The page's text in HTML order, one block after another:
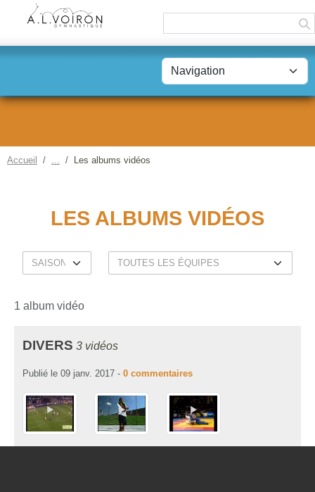
Accueil Les albums vidéos
LES ALBUMS VIDÉOS
1 album vidéo
DIVERS 3 vidéos
Publié le 09 janv. 2017 - 0 commentaires
Panneau de gestion des cookies